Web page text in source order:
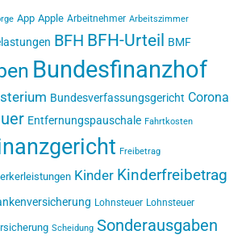
App Apple Arbeitnehmer Arbeitszimmer
BFH BFH-Urteil BMF
Bundesfinanzhof
Bundesverfassungsgericht Corona
Entfernungspauschale Fahrtkosten
Freibetrag
Kinder Kinderfreibetrag
Lohnsteuer Lohnsteuer
Scheidung Sonderausgaben